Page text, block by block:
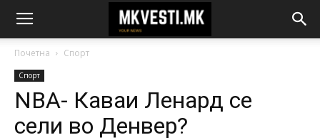
Почетна Спорт
Спорт
NBA- Каваи Ленард се
сели во Денвер?